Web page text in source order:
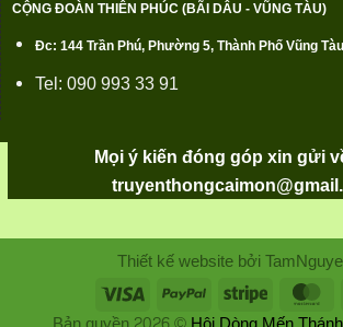
CỘNG ĐOÀN THIÊN PHÚC (BÃI DÂU - VŨNG TÀU)
Đc: 144 Trần Phú, Phường 5, Thành Phố Vũng Tàu
Tel: 090 993 33 91
Mọi ý kiến đóng góp xin gửi
Thiết kế website bởi